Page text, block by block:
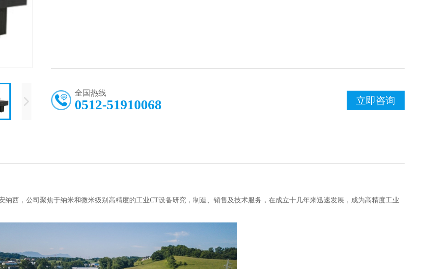
立即咨询
全国热线
0512-51910068
西，公司聚焦于纳米和微米级别高精度的工业CT设备研究，制造、销售及技术服务，在成立十几年来迅速发展，成为高精度工业